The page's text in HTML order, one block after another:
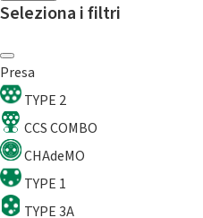
Seleziona i filtri
Presa
TYPE 2
CCS COMBO
CHAdeMO
TYPE 1
TYPE 3A